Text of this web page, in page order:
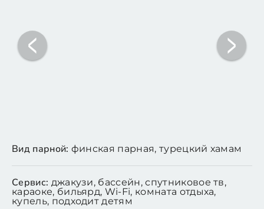
Вид парной: финская парная, турецкий хамам
Сервис: джакузи, бассейн, спутниковое тв,
караоке, бильярд, Wi-Fi, комната отдыха,
купель, подходит детям